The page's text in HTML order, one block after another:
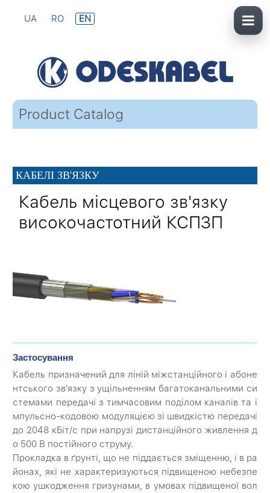
UA RO EN
Product Catalog
КАБЕЛІ ЗВ'ЯЗКУ
Кабель місцевого зв'язку
високочастотний КСПЗП
Застосування
Кабель призначений для ліній міжстанційного і абоне
нтського зв'язку з ущільненням багатоканальними си
стемами передачі з тимчасовим поділом каналів та і
мпульсно-кодовою модуляцією зі швидкістю передачі
до 2048 кБіт/с при напрузі дистанційного живлення д
о 500 В постійного струму.
Прокладка в ґрунті, що не піддається зміщенню, і в ра
йонах, які не характеризуються підвищеною небезпе
кою ушкодження гризунами, в умовах підвищеної вол